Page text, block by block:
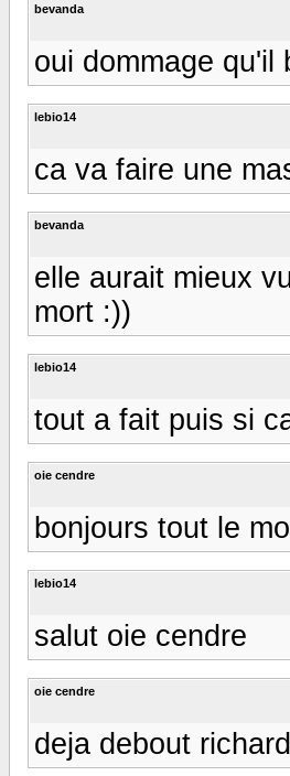
bevanda
oui dommage qu'il
lebio14
ca va faire une
bevanda
elle aurait mieux
mort :))
lebio14
tout a fait puis si
oie cendre
bonjours tout le
lebio14
salut oie cendre
oie cendre
deja debout